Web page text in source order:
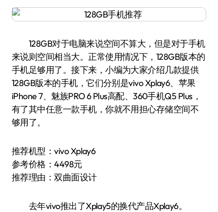
128GB对于电脑来说空间不算大，但是对于手机
来说则空间相当大。正常使用情况下，128GB版本的
手机足够用了。接下来，小编为大家介绍几款提供
128GB版本的手机，它们分别是vivo Xplay6、苹果
iPhone 7、魅族PRO 6 Plus高配、360手机Q5 Plus，
有了其中任意一款手机，你就不用担心存储空间不
够用了。
推荐机型：vivo Xplay6
参考价格：4498元
推荐理由：双曲面设计
去年vivo推出了Xplay5的换代产品Xplay6。